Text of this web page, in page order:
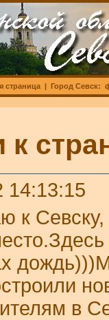
страница| Город Севск:
14:13:15
к
в